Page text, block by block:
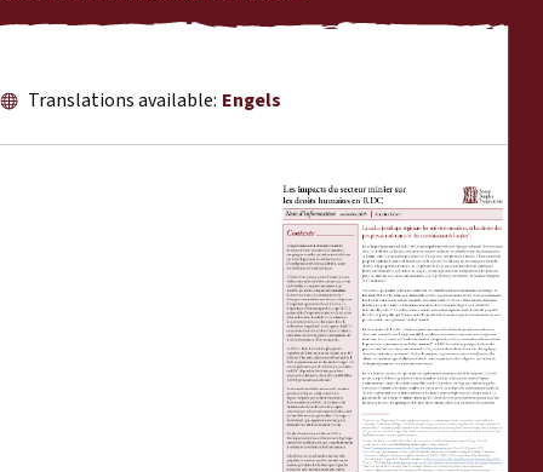
Partners & Countries
Publications & Resources
Publications & Resources
Translations available: Engels